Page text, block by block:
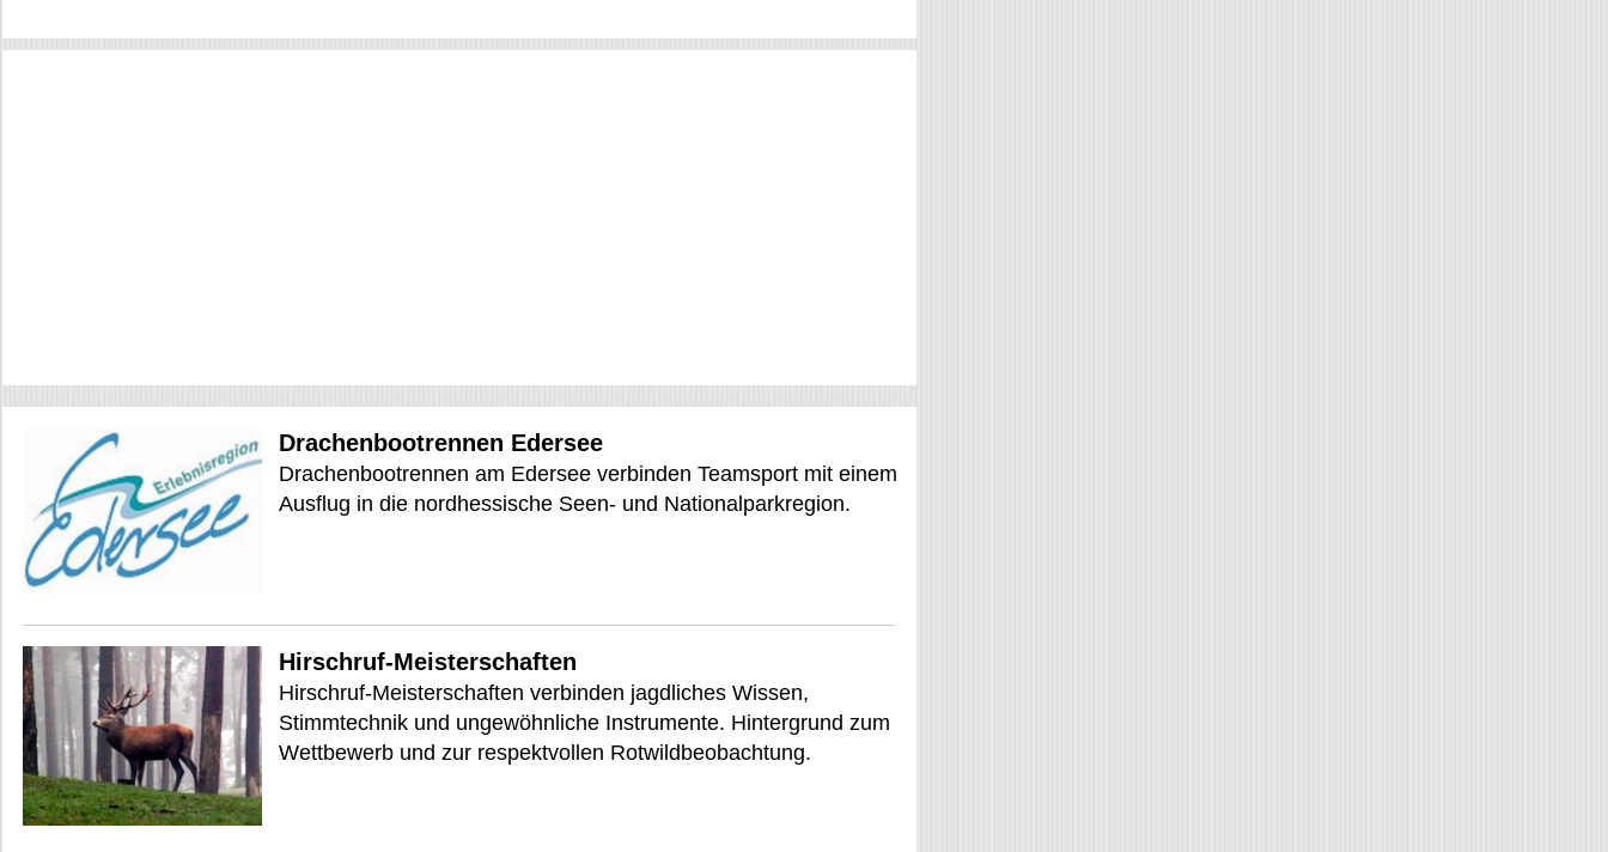
Drachenbootrennen Edersee
Drachenbootrennen am Edersee verbinden Teamsport mit einem
Ausflug in die nordhessische Seen- und Nationalparkregion.
Hirschruf-Meisterschaften
Hirschruf-Meisterschaften verbinden jagdliches Wissen,
Stimmtechnik und ungewöhnliche Instrumente. Hintergrund zum
Wettbewerb und zur respektvollen Rotwildbeobachtung.